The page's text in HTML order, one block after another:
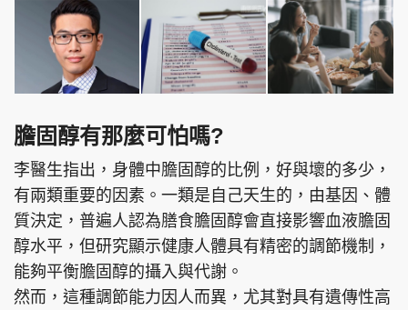
膽固醇有那麼可怕嗎?
李醫生指出，身體中膽固醇的比例，好與壞的多少，
有兩類重要的因素。一類是自己天生的，由基因、體
質決定，普遍人認為膳食膽固醇會直接影響血液膽固
醇水平，但研究顯示健康人體具有精密的調節機制，
能夠平衡膽固醇的攝入與代謝。
然而，這種調節能力因人而異，尤其對具有遺傳性高